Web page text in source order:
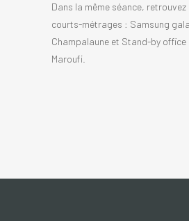
Dans la même séance, retrouvez
courts-métrages : Samsung
Champalaune et Stand-by office
Maroufi.